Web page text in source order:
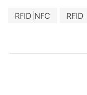
RFID|NFC RFID